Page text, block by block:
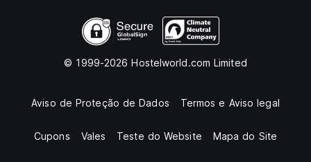
© 1999-2026 Hostelworld.com Limited
Aviso de Proteção de Dados Termos e Aviso legal
Cupons Vales Teste do Website Mapa do Site